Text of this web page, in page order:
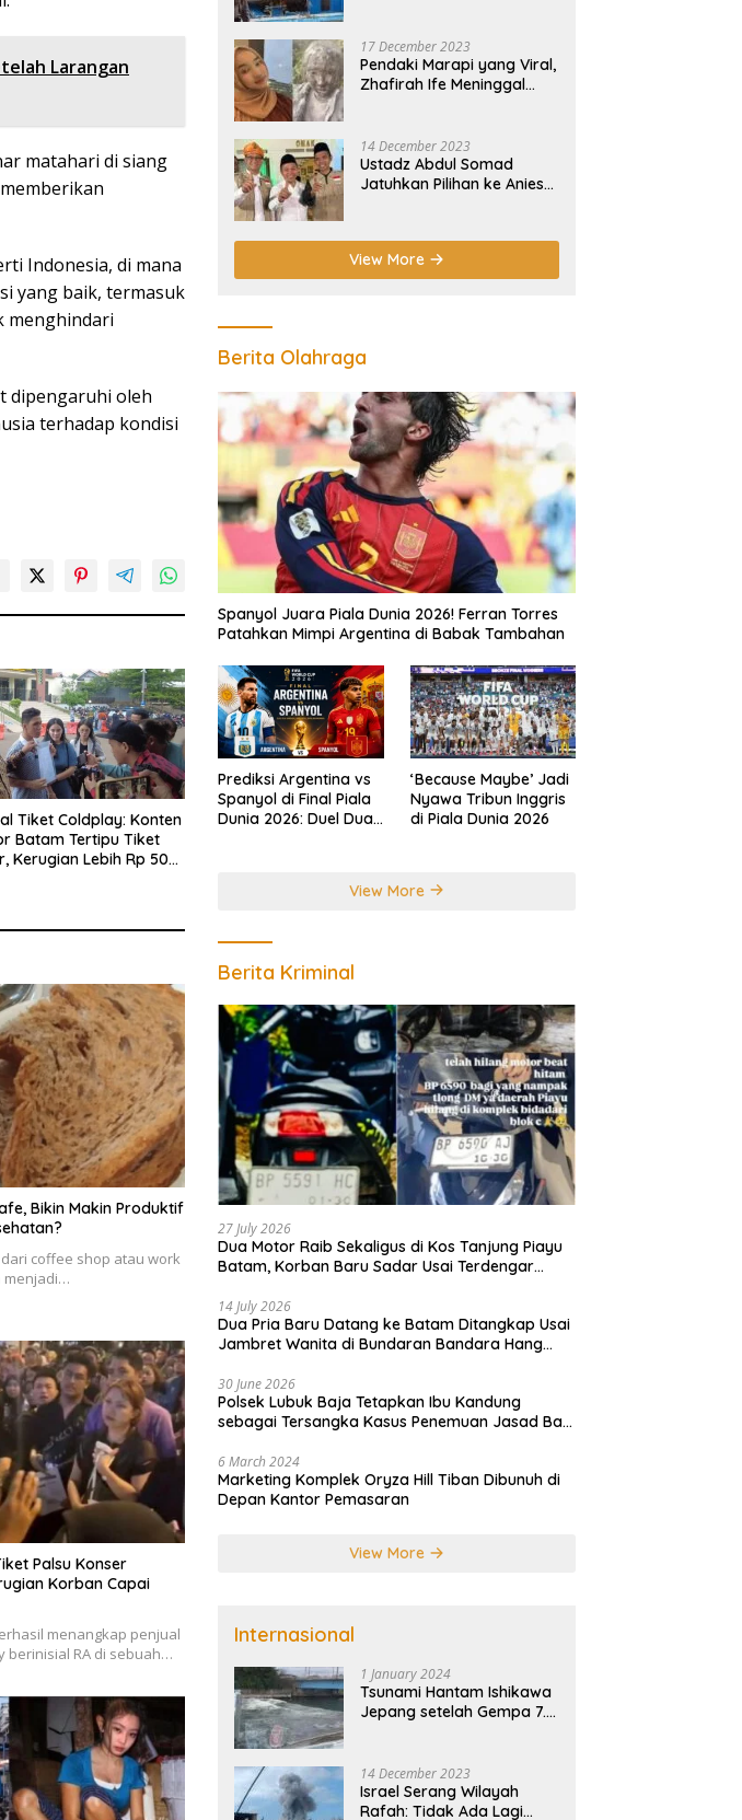
Larangan
matahari di siang
Indonesia, di mana
yang baik, termasuk
menghindari
dipengaruhi oleh
terhadap kondisi
Tiket Coldplay: Konten
Batam Tertipu Tiket
Kerugian Lebih Rp 500
Bikin Makin Produktif
coffee shop atau work
menjadi…
Palsu Konser
Korban Capai
menangkap penjual
berinisial RA di sebuah…
17 December 2023
Pendaki Marapi yang Viral,
Zhafirah Ife Meninggal
14 December 2023
Ustadz Abdul Somad
Jatuhkan Pilihan ke Anies-
View More
Berita Olahraga
Spanyol Juara Piala Dunia 2026! Ferran Torres
Patahkan Mimpi Argentina di Babak Tambahan
Prediksi Argentina vs
Spanyol di Final Piala
Dunia 2026: Duel Dua
‘Because Maybe’ Jadi
Nyawa Tribun Inggris
di Piala Dunia 2026
View More
Berita Kriminal
27 July 2026
Dua Motor Raib Sekaligus di Kos Tanjung Piayu
Batam, Korban Baru Sadar Usai Terdengar
14 July 2026
Dua Pria Baru Datang ke Batam Ditangkap Usai
Jambret Wanita di Bundaran Bandara Hang
30 June 2026
Polsek Lubuk Baja Tetapkan Ibu Kandung
sebagai Tersangka Kasus Penemuan Jasad Bayi
6 March 2024
Marketing Komplek Oryza Hill Tiban Dibunuh di
Depan Kantor Pemasaran
View More
Internasional
1 January 2024
Tsunami Hantam Ishikawa
Jepang setelah Gempa 7.5
14 December 2023
Israel Serang Wilayah
Rafah: Tidak Ada Lagi